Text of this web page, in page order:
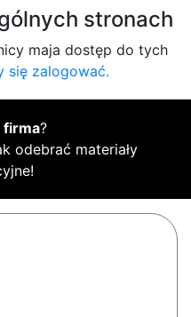
stronach
maja dostęp do tych
się zalogować.
firma?
odebrać materiały